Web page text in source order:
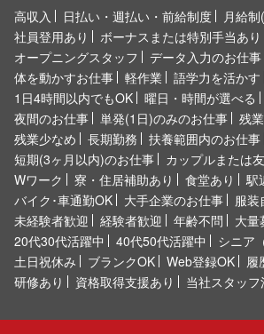
高収入 日払い・週払い・前給制度 月給
社員登用あり
ボーナスまたは特別手当あり
オープニングスタッフ
データ入力のお仕事
体を動かすお仕事
軽作業 語学力を活かす
1日4時間以内でもOK
曜日・時間が選べる
夜間のお仕事
単発(1日)のみのお仕事 残
残業少なめ
長期勤務
扶養範囲内のお仕事
短期(3ヶ月以内)のお仕事
カップルまたは
Wワーク
寮・住居補助あり 食堂あり 駅
バイク･車通勤OK
大手企業のお仕事 服装
未経験者歓迎
経験者歓迎 年齢不問
大量
20代30代活躍中
40代50代活躍中
シニア
土日祝休み
ブランクOK Web登録OK 履
研修あり
資格取得支援あり 当社スタッフ